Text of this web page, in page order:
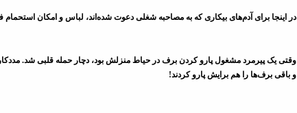
در اینجا برای آدم‌های بیکاری که به مصاحبه شغلی دعوت شده‌اند، لباس و امکان
وقتی یک پیرمرد مشغول پارو کردن برف در حیاط منزلش بود، دچار حمله قلبی شد. مددکارها،
و باقی برف‌ها را هم برایش پارو کردند!